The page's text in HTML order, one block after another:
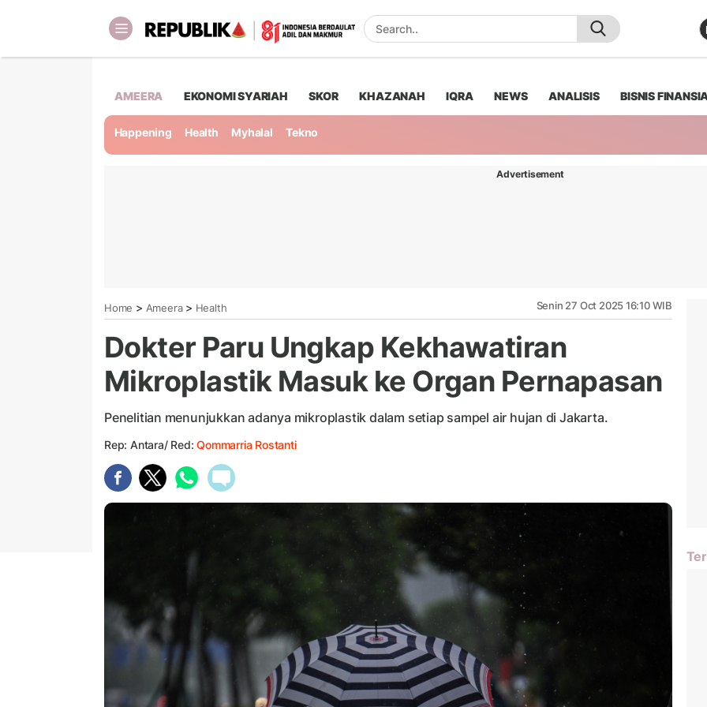
AMEERA EKONOMI SYARIAH SKOR KHAZANAH IQRA NEWS ANALISIS BISNIS
Happening Health Myhalal Tekno
Advertisement
Home > Ameera> Health Senin 27 Oct 2025 16:10 WIB
Dokter Paru Ungkap Kekhawatiran
Mikroplastik Masuk ke Organ Pernapasan
Penelitian menunjukkan adanya mikroplastik dalam setiap sampel air hujan di Jakarta.
Rep: Antara/ Red:Qommarria Rostanti